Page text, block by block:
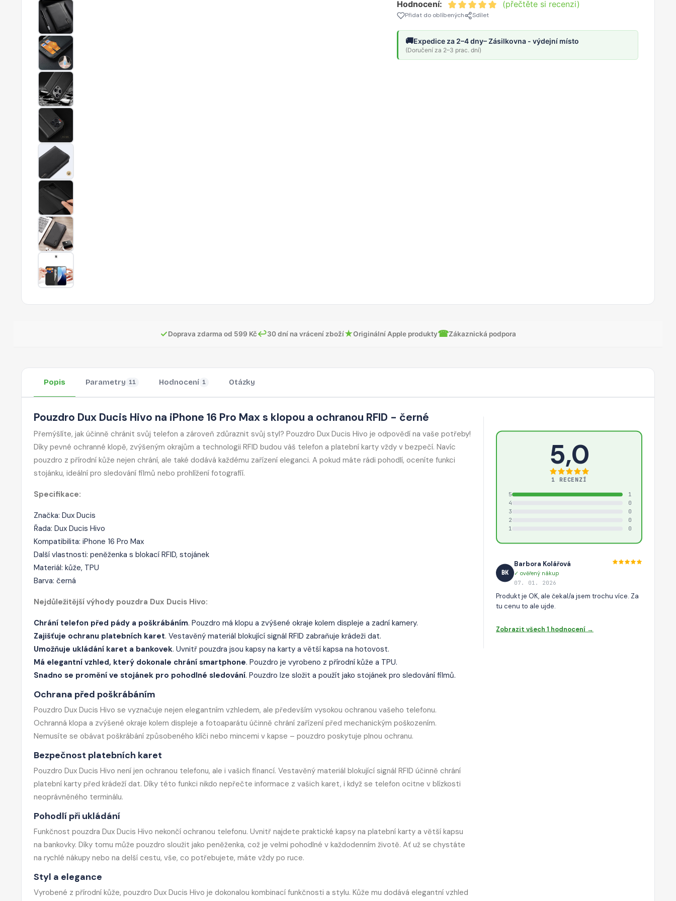
Hodnocení: (přečtěte si recenzi)
Přidat do oblíbených Sdílet
🚚Expedice za 2–4 dny– Zásilkovna - výdejní místo
(Doručení za 2–3 prac. dní)
✓Doprava zdarma od 599 Kč↩30 dní na vrácení zboží★Originální Apple produkty☎Zákaznická podpora
Popis Parametry 11 Hodnocení 1 Otázky
Pouzdro Dux Ducis Hivo na iPhone 16 Pro Max s klopou a ochranou RFID - černé
Přemýšlíte, jak účinně chránit svůj telefon a zároveň zdůraznit svůj styl? Pouzdro Dux Ducis Hivo je odpovědí na vaše potřeby!
Díky pevné ochranné klopě, zvýšeným okrajům a technologii RFID budou váš telefon a platební karty vždy v bezpečí. Navíc
pouzdro z přírodní kůže nejen chrání, ale také dodává každému zařízení eleganci. A pokud máte rádi pohodlí, oceníte funkci
stojánku, ideální pro sledování filmů nebo prohlížení fotografií.
Specifikace:
Značka: Dux Ducis
Řada: Dux Ducis Hivo
Kompatibilita: iPhone 16 Pro Max
Další vlastnosti: peněženka s blokací RFID, stojánek
Materiál: kůže, TPU
Barva: černá
Nejdůležitější výhody pouzdra Dux Ducis Hivo:
Chrání telefon před pády a poškrábáním. Pouzdro má klopu a zvýšené okraje kolem displeje a zadní kamery.
Zajišťuje ochranu platebních karet. Vestavěný materiál blokující signál RFID zabraňuje krádeži dat.
Umožňuje ukládání karet a bankovek. Uvnitř pouzdra jsou kapsy na karty a větší kapsa na hotovost.
Má elegantní vzhled, který dokonale chrání smartphone. Pouzdro je vyrobeno z přírodní kůže a TPU.
Snadno se promění ve stojánek pro pohodlné sledování. Pouzdro lze složit a použít jako stojánek pro sledování filmů.
Ochrana před poškrábáním
Pouzdro Dux Ducis Hivo se vyznačuje nejen elegantním vzhledem, ale především vysokou ochranou vašeho telefonu.
Ochranná klopa a zvýšené okraje kolem displeje a fotoaparátu účinně chrání zařízení před mechanickým poškozením.
Nemusíte se obávat poškrábání způsobeného klíči nebo mincemi v kapse – pouzdro poskytuje plnou ochranu.
Bezpečnost platebních karet
Pouzdro Dux Ducis Hivo není jen ochranou telefonu, ale i vašich financí. Vestavěný materiál blokující signál RFID účinně chrání
platební karty před krádeží dat. Díky této funkci nikdo nepřečte informace z vašich karet, i když se telefon ocitne v blízkosti
neoprávněného terminálu.
Pohodlí při ukládání
Funkčnost pouzdra Dux Ducis Hivo nekončí ochranou telefonu. Uvnitř najdete praktické kapsy na platební karty a větší kapsu
na bankovky. Díky tomu může pouzdro sloužit jako peněženka, což je velmi pohodlné v každodenním životě. Ať už se chystáte
na rychlé nákupy nebo na delší cestu, vše, co potřebujete, máte vždy po ruce.
Styl a elegance
Vyrobené z přírodní kůže, pouzdro Dux Ducis Hivo je dokonalou kombinací funkčnosti a stylu. Kůže mu dodává elegantní vzhled
5,0
1 RECENZÍ
5
1
4
0
3
0
2
0
1
0
BK
Barbora Kolářová
✓ ověřený nákup
07. 01. 2026
Produkt je OK, ale čekal/a jsem trochu více. Za
tu cenu to ale ujde.
Zobrazit všech 1 hodnocení →